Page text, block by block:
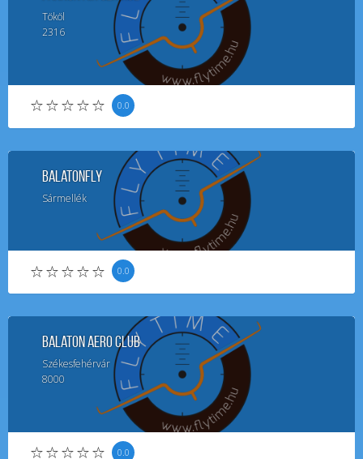
Tököl
2316
0.0
BalatonFly
Sármellék
0.0
Balaton Aero Club
Székesfehérvár
8000
0.0